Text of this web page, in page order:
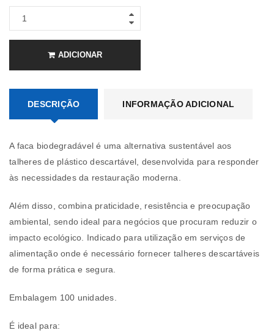
ADICIONAR
DESCRIÇÃO INFORMAÇÃO ADICIONAL
A faca biodegradável é uma alternativa sustentável aos
talheres de plástico descartável, desenvolvida para responder
às necessidades da restauração moderna.
Além disso, combina praticidade, resistência e preocupação
ambiental, sendo ideal para negócios que procuram reduzir o
impacto ecológico. Indicado para utilização em serviços de
alimentação onde é necessário fornecer talheres descartáveis
de forma prática e segura.
Embalagem 100 unidades.
É ideal para: